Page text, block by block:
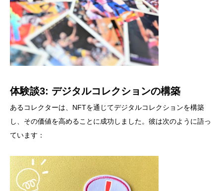
体験談3: デジタルコレクションの構築
あるコレクターは、NFTを通じてデジタルコレクションを構築
し、その価値を高めることに成功しました。彼は次のように語っ
ています：